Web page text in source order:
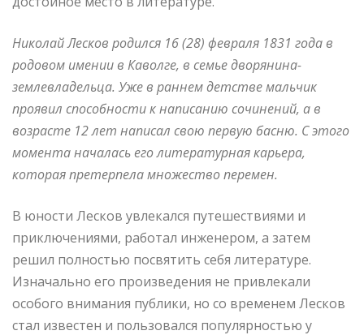
Николай Лесков родился 16 (28) февраля 1831 года в
родовом имении в Каволге, в семье дворянина-
землевладельца. Уже в раннем детстве мальчик
проявил способности к написанию сочинений, а в
возрасте 12 лет написал свою первую басню. С этого
момента началась его литературная карьера,
которая претерпела множество перемен.
В юности Лесков увлекался путешествиями и
приключениями, работал инженером, а затем
решил полностью посвятить себя литературе.
Изначально его произведения не привлекали
особого внимания публики, но со временем Лесков
стал известен и пользовался популярностью у